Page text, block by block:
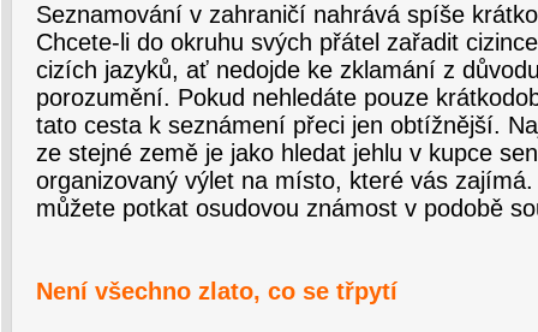
Seznamování v zahraničí nahrává spíše
Chcete-li do okruhu svých přátel zařadit
cizích jazyků, ať nedojde ke zklamání z
porozumění. Pokud nehledáte pouze
tato cesta k seznámení přeci jen obtížnější.
ze stejné země je jako hledat jehlu v kupce
organizovaný výlet na místo, které vás
můžete potkat osudovou známost v podobě
Není všechno zlato, co se třpytí